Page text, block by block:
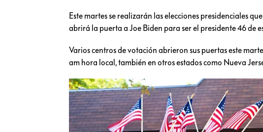
Este martes se realizarán las elecciones presidenciales
abrirá la puerta a Joe Biden para ser el presidente 46 de
Varios centros de votación abrieron sus puertas este
am hora local, también en otros estados como Nueva